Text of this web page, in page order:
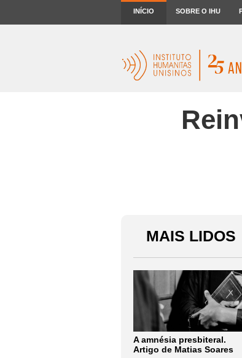
INÍCIO SOBRE O IHU
MAIS LIDOS
A amnésia presbiteral.
Artigo de Matias Soares